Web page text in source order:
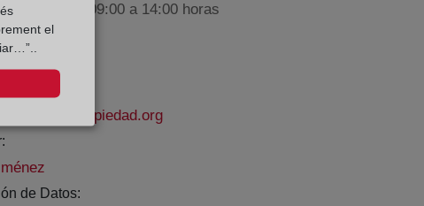
de 09:00 a 14:00 horas
de Datos:
el